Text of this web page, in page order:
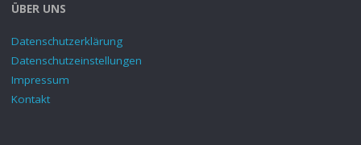
ÜBER UNS
Datenschutzerklärung
Datenschutzeinstellungen
Impressum
Kontakt